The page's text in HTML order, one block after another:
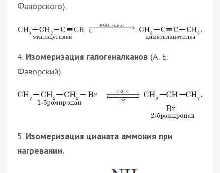
Фаворского).
4. Изомеризация галогеналканов (А. Е.
Фаворский).
5. Изомеризация цианата аммония при
нагревании.